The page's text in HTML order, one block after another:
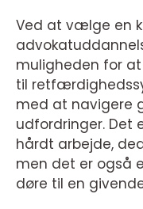
Ved at vælge en
muligheden for
til
med at navigere
udfordringer. Det
hårdt arbejde,
men det er også
døre til en